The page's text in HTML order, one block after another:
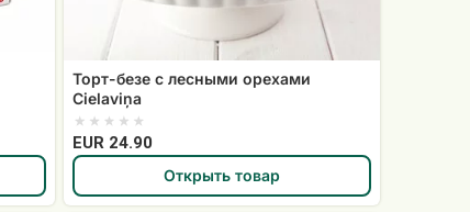
Торт-безе с лесными орехами
Cielaviņa
EUR 24.90
Открыть товар